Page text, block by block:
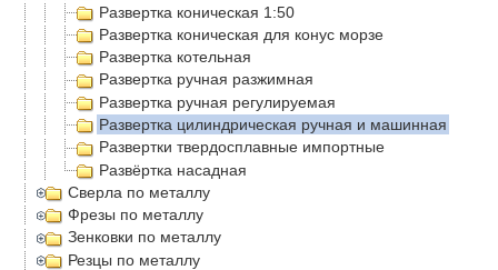
Развертка коническая 1:50
Развертка коническая для конус морзе
Развертка котельная
Развертка ручная разжимная
Развертка ручная регулируемая
Развертка цилиндрическая ручная и машинная
Развертки твердосплавные импортные
Развëртка насадная
Сверла по металлу
Фрезы по металлу
Зенковки по металлу
Резцы по металлу